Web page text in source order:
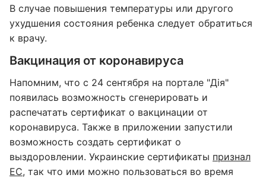
В случае повышения температуры или другого
ухудшения состояния ребенка следует обратиться
к врачу.
Вакцинация от коронавируса
Напомним, что с 24 сентября на портале "Дія"
появилась возможность сгенерировать и
распечатать сертификат о вакцинации от
коронавируса. Также в приложении запустили
возможность создать сертификат о
выздоровлении. Украинские сертификаты признал
ЕС, так что ими можно пользоваться во время